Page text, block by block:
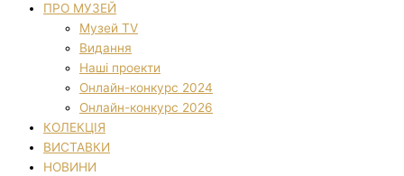
ПРО МУЗЕЙ
Музей TV
Видання
Наші проекти
Онлайн-конкурс 2024
Онлайн-конкурс 2026
КОЛЕКЦІЯ
ВИСТАВКИ
НОВИНИ